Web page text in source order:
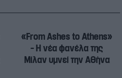
«From Ashes to Athens»
– Η νέα φανέλα της
Μίλαν υμνεί την Αθήνα